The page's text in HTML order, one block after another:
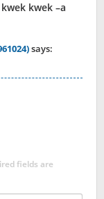
kwek –a
says:
fields are